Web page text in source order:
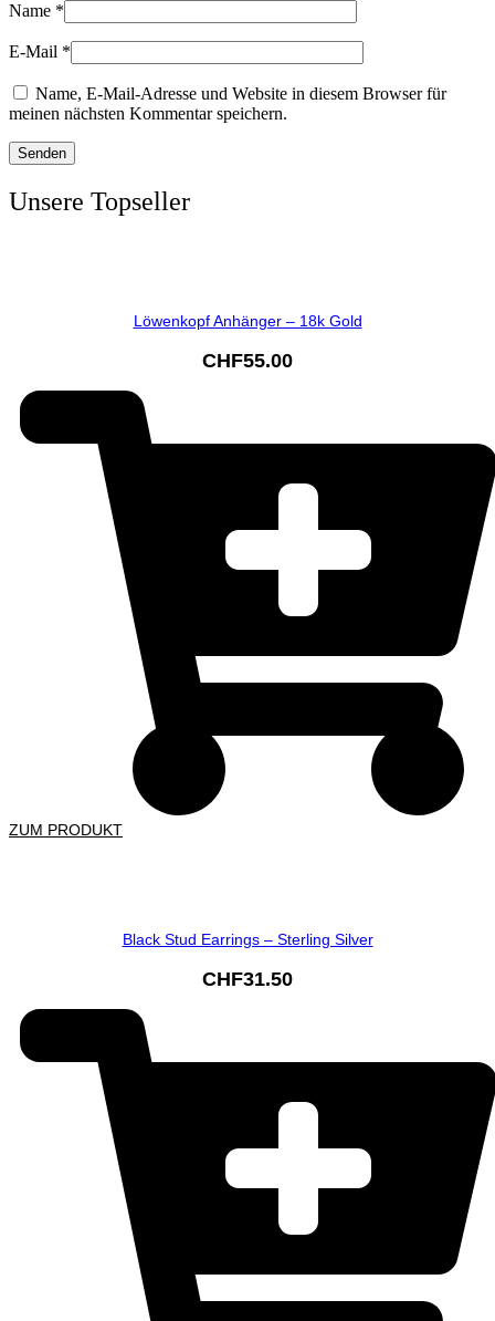
Name *
E-Mail *
Name, E-Mail-Adresse und Website in diesem Browser für
meinen nächsten Kommentar speichern.
Unsere Topseller
Löwenkopf Anhänger – 18k Gold
CHF55.00
ZUM PRODUKT
Black Stud Earrings – Sterling Silver
CHF31.50